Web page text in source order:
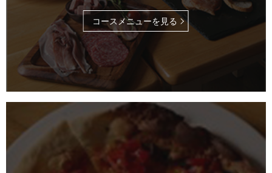
コースメニューを見る